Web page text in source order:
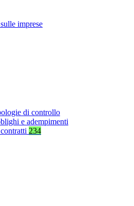
imprese
di controllo
e adempimenti
234